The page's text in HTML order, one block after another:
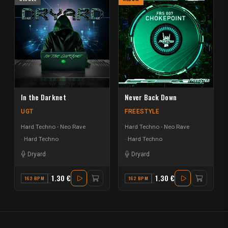
In the Darknet
UGT
Hard Techno - Neo Rave
Hard Techno
Dryard
162 BPM F MINOR
1.30 €
Never Back Down
FREESTYLE
Hard Techno - Neo Rave
Hard Techno
Dryard
162 BPM G1.30 €